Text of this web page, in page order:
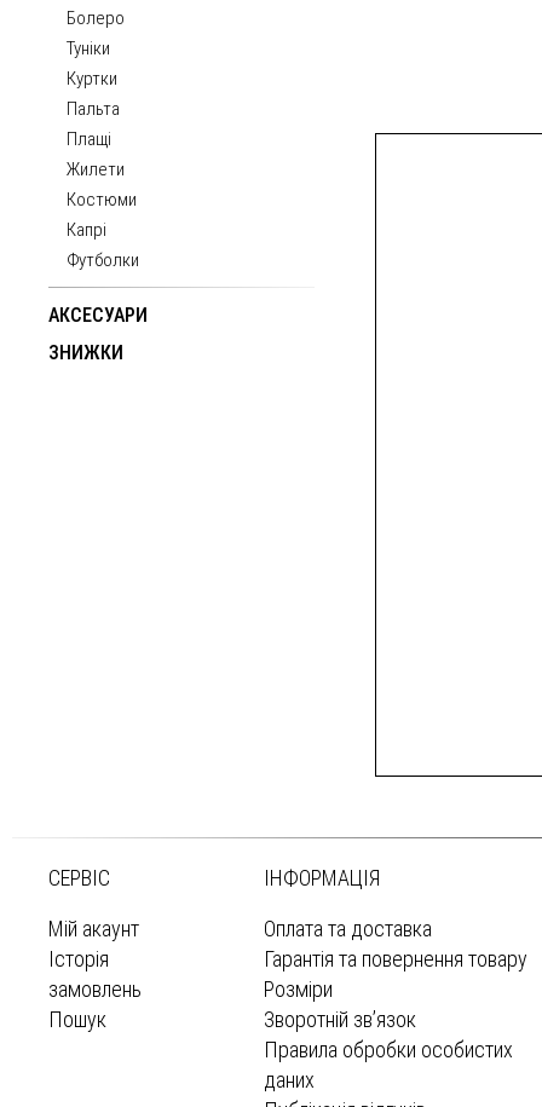
Болеро
Туніки
Куртки
Пальта
Плащі
Жилети
Костюми
Капрі
Футболки
АКСЕСУАРИ
ЗНИЖКИ
СЕРВІС
Мій акаунт
Історія
замовлень
Пошук
ІНФОРМАЦІЯ
Оплата та доставка
Гарантія та повернення товару
Розміри
Зворотній зв’язок
Правила обробки особистих
даних